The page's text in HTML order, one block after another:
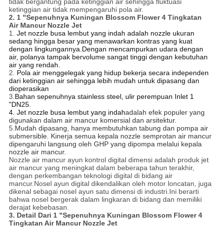
tidak bergantung pada ketinggian air sehingga fluktuasi
ketinggian air tidak mempengaruhi pola air.
2. 1 "Sepenuhnya Kuningan Blossom Flower 4 Tingkatan
Air Mancur Nozzle Jet
1. Jet nozzle busa lembut yang indah adalah nozzle ukuran
sedang hingga besar yang menawarkan kontras yang kuat
dengan lingkungannya.Dengan mencampurkan udara dengan
air, polanya tampak bervolume sangat tinggi dengan kebutuhan
air yang rendah.
2. Pola air menggelegak yang hidup bekerja secara independen
dari ketinggian air sehingga lebih mudah untuk dipasang dan
dioperasikan
3.Bahan sepenuhnya stainless steel, ulir perempuan Inlet 1
"DN25.
4. Jet nozzle busa lembut yang indahadalah efek populer yang
digunakan dalam air mancur komersial dan arsitektur.
5.Mudah dipasang, hanya membutuhkan tabung dan pompa air
submersible. Kinerja semua kepala nozzle semprotan air mancur
dipengaruhi langsung oleh GHP yang dipompa melalui kepala
nozzle air mancur.
Nozzle air mancur ayun kontrol digital dimensi adalah produk jet
air mancur yang meningkat dalam beberapa tahun terakhir,
dengan perkembangan teknologi digital di bidang air
mancur.Nosel ayun digital dikendalikan oleh motor loncatan, juga
dikenal sebagai nosel ayun satu dimensi di industri.Ini berarti
bahwa nosel bergerak dalam lingkaran di bidang dan memiliki
derajat kebebasan.
3. Detail Dari 1 "Sepenuhnya Kuningan Blossom Flower 4
Tingkatan Air Mancur Nozzle Jet